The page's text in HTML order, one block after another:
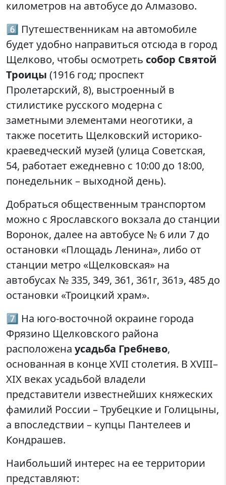
километров на автобусе до Алмазово.
6️⃣ Путешественникам на автомобиле
будет удобно направиться отсюда в город
Щелково, чтобы осмотреть собор Святой
Троицы (1916 год; проспект
Пролетарский, 8), выстроенный в
стилистике русского модерна с
заметными элементами неоготики, а
также посетить Щелковский историко-
краеведческий музей (улица Советская,
54, работает ежедневно с 10:00 до 18:00,
понедельник – выходной день).
Добраться общественным транспортом
можно с Ярославского вокзала до станции
Воронок, далее на автобусе № 6 или 7 до
остановки «Площадь Ленина», либо от
станции метро «Щелковская» на
автобусах № 335, 349, 361, 361г, 361э, 485 до
остановки «Троицкий храм».
7️⃣ На юго-восточной окраине города
Фрязино Щелковского района
расположена усадьба Гребнево,
основанная в конце XVII столетия. В XVIII–
XIX веках усадьбой владели
представители известнейших княжеских
фамилий России – Трубецкие и Голицыны,
а впоследствии – купцы Пантелеев и
Кондрашев.
Наибольший интерес на ее территории
представляют: